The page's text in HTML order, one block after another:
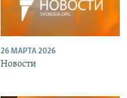
26 МАРТА 2026
Новости